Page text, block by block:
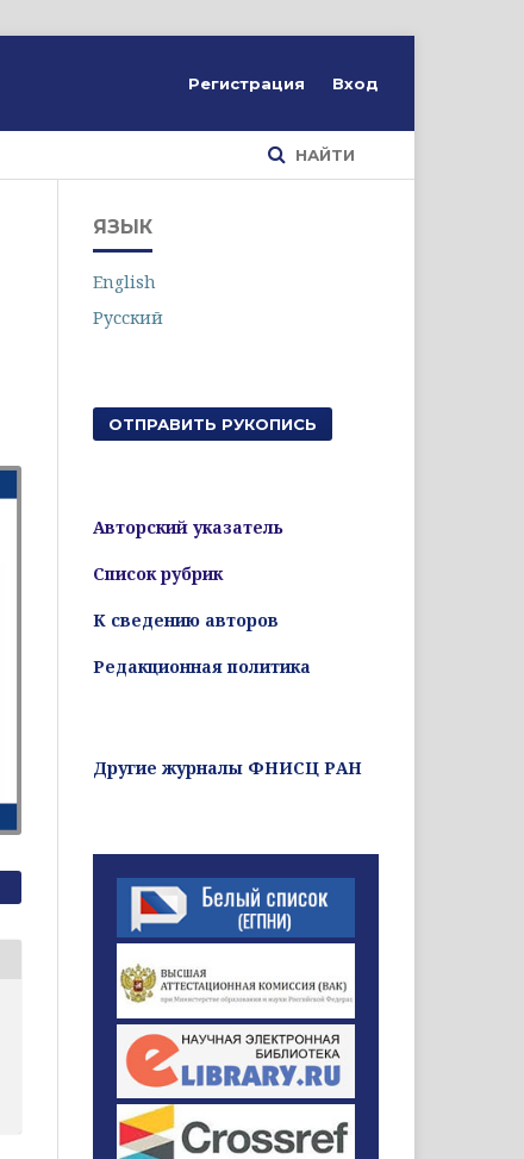
НАЙТИ
Регистрация Вход
ЯЗЫК
English
Русский
ОТПРАВИТЬ РУКОПИСЬ
Авторский указатель
Список рубрик
К сведению авторов
Редакционная политика
Другие журналы ФНИСЦ РАН